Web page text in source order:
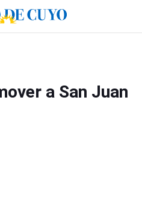
a San Juan